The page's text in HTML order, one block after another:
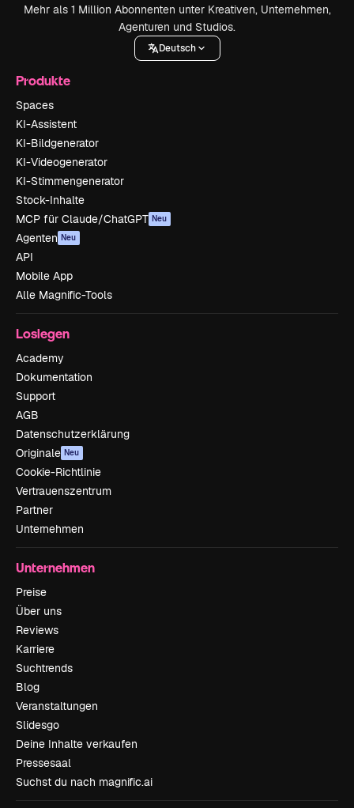
Mehr als 1 Million Abonnenten unter Kreativen, Unternehmen,
Agenturen und Studios.
Deutsch
Produkte
Spaces
KI-Assistent
KI-Bildgenerator
KI-Videogenerator
KI-Stimmengenerator
Stock-Inhalte
MCP für Claude/ChatGPT Neu
Agenten Neu
API
Mobile App
Alle Magnific-Tools
Loslegen
Academy
Dokumentation
Support
AGB
Datenschutzerklärung
Originale Neu
Cookie-Richtlinie
Vertrauenszentrum
Partner
Unternehmen
Unternehmen
Preise
Über uns
Reviews
Karriere
Suchtrends
Blog
Veranstaltungen
Slidesgo
Deine Inhalte verkaufen
Pressesaal
Suchst du nach magnific.ai